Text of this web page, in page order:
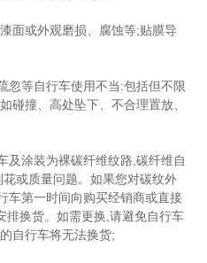
面或外观磨损、腐蚀等;贴膜导
忽等自行车使用不当:包括但不限
碰撞、高处坠下、不合理置放、
及涂装为裸碳纤维纹路,碳纤维自
或质量问题。如果您对碳纹外
车第一时间向购买经销商或直接
排换货。如需更换,请避免自行车
自行车将无法换货;